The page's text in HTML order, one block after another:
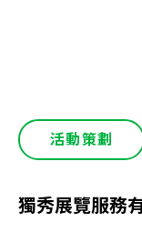
活動策劃
獨秀展覽服務